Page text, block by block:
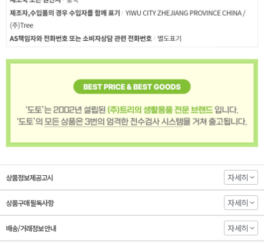
상품정보제공고시 자세히
상품구매 필독사항 자세히
배송/거래정보 안내 자세히